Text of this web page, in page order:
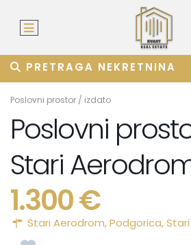
PRETRAGA NEKRETNINA
Poslovni prostor / izdato
Poslovni
Stari
1.300 €
Stari Aerodrom,Podgorica,